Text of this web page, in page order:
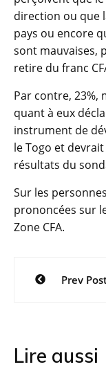
direction ou que
pays ou encore
sont mauvaises,
retire du franc
Par contre, 23%,
quant à eux
instrument de
le Togo et
résultats du
Sur les
prononcées sur
Zone CFA.
Navigation
Prev
Lire aussi